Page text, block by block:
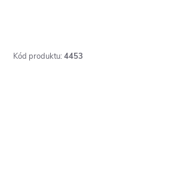
Kód produktu: 4453